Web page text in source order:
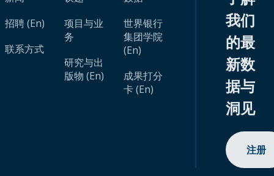
招聘 (En)
联系方式
项目与业
务
研究与出
版物 (En)
世界银行
集团学院
(En)
成果打分
卡 (En)
我们
的最
新数
据与
洞见
注册